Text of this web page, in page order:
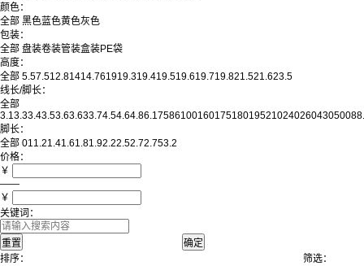
颜色：
全部 黑色蓝色黄色灰色
包装：
全部 盘装卷装管装盒装PE袋
高度：
全部 5.57.512.81414.761919.319.419.519.619.719.821.521.623.5
线长/脚长：
全部
3.13.33.43.53.63.633.74.54.64.86.17586100160175180195210240260430500
脚长：
全部 011.21.41.61.81.92.22.52.72.753.2
价格：
￥
——
￥
关键词：
排序：
筛选：